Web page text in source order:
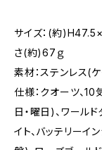
サイズ：(約
さ(約)67ｇ
素材：ステンレス(
仕様：クオーツ、10
日・曜日)、ワール
イト、バッテリーイ